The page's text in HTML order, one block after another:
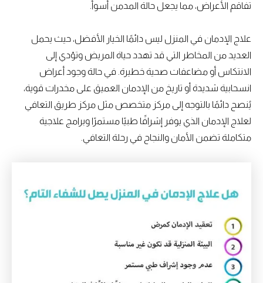
تفاقم الأعراض، مما يجعل حالة المدمن أسوأ.
علاج الإدمان في المنزل ليس دائمًا الخيار الأفضل، حيث يحمل
العديد من المخاطر التي قد تهدد حياة المريض وتؤدي إلى
الانتكاس أو مضاعفات صحية خطيرة. في حالة وجود أعراض
انسحابية شديدة أو تاريخ من الإدمان العميق على مخدرات قوية،
يُنصح دائمًا بالتوجه إلى مركز متخصص مثل مركز طريق التعافي
لعلاج الإدمان الذي يوفر إشرافًا طبيًا مستمرًا وبرامج علاجية
متكاملة تضمن الأمان والنجاح في رحلة التعافي.